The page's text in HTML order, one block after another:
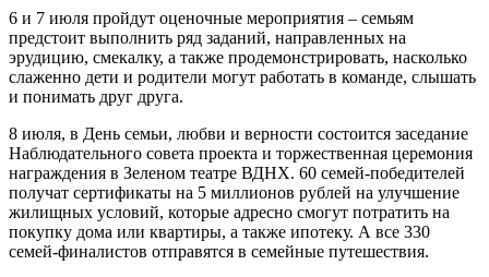
6 и 7 июля пройдут оценочные мероприятия – семьям
предстоит выполнить ряд заданий, направленных на
эрудицию, смекалку, а также продемонстрировать, насколько
слаженно дети и родители могут работать в команде, слышать
и понимать друг друга.
8 июля, в День семьи, любви и верности состоится заседание
Наблюдательного совета проекта и торжественная церемония
награждения в Зеленом театре ВДНХ. 60 семей-победителей
получат сертификаты на 5 миллионов рублей на улучшение
жилищных условий, которые адресно смогут потратить на
покупку дома или квартиры, а также ипотеку. А все 330
семей-финалистов отправятся в семейные путешествия.